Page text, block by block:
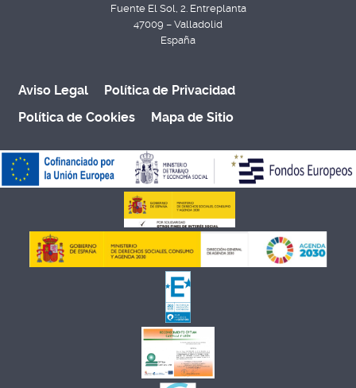
Fuente El Sol, 2. Entreplanta
47009 – Valladolid
España
Aviso Legal
Política de Privacidad
Política de Cookies
Mapa de Sitio